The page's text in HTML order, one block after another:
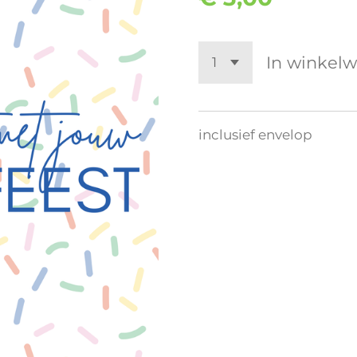
In
inclusief envelop